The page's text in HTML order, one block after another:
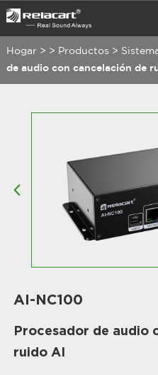
Hogar > > Productos >
de audio con cancelación de
AI-NC100
Procesador de audio
ruido AI